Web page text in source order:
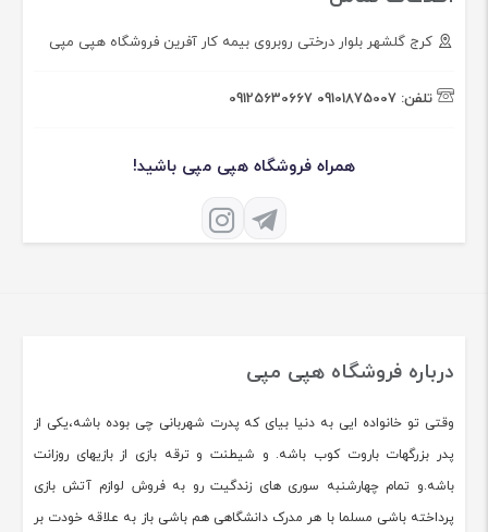
کرج گلشهر بلوار درختی روبروی بیمه کار آفرین فروشگاه هپی مپی
تلفن: 09101875007
09125630667
همراه فروشگاه هپی مپی باشید!
درباره فروشگاه هپی مپی
وقتی تو خانواده ایی به دنیا بیای که پدرت شهربانی چی بوده باشه،یکی از
پدر بزرگهات باروت کوب باشه. و شیطنت و ترقه بازی از بازیهای روزانت
باشه.و تمام چهارشنبه سوری های زندگیت رو به فروش لوازم آتش بازی
پرداخته باشی مسلما با هر مدرک دانشگاهی هم باشی باز به علاقه خودت بر